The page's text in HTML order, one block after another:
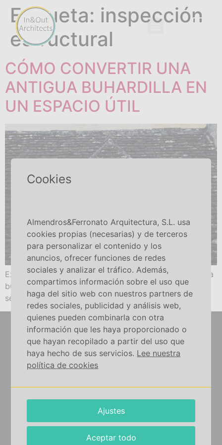
Etiqueta: inspección
estructural
CÓMO CONVERTIR UNA
ANTIGUA BUHARDILLA EN
UN ESPACIO ÚTIL
Expertas explican los 3 motivos de por qué reformar la
buhardilla de la casa del pueblo. Descubre los pasos a
seguir y sus requisitos.
Home
confidencialidad
Cookies
Almendros&Ferronato Arquitectura, S.L. usa
cookies propias (necesarias) y de terceros
para personalizar el contenido y los
anuncios, ofrecer funciones de redes
sociales y analizar el tráfico. Además,
compartimos información sobre el uso que
haga del sitio web con nuestros partners de
redes sociales, publicidad y análisis web,
quienes pueden combinarla con otra
información que les haya proporcionado o
que hayan recopilado a partir del uso que
haya hecho de sus servicios. Lee nuestra
política de cookies
Ajustes
Aceptar todo